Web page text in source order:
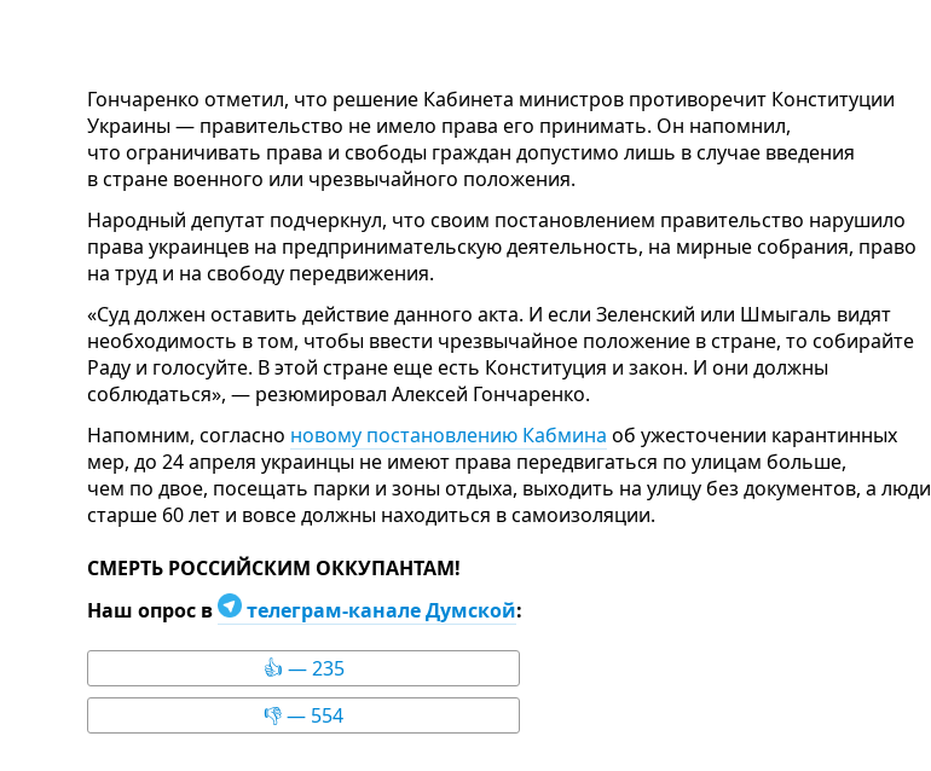
Гончаренко отметил, что решение Кабинета министров противоречит Конституции
Украины — правительство не имело права его принимать. Он напомнил,
что ограничивать права и свободы граждан допустимо лишь в случае введения
в стране военного или чрезвычайного положения.
Народный депутат подчеркнул, что своим постановлением правительство нарушило
права украинцев на предпринимательскую деятельность, на мирные собрания, право
на труд и на свободу передвижения.
«Суд должен оставить действие данного акта. И если Зеленский или Шмыгаль видят
необходимость в том, чтобы ввести чрезвычайное положение в стране, то собирайте
Раду и голосуйте. В этой стране еще есть Конституция и закон. И они должны
соблюдаться», — резюмировал Алексей Гончаренко.
Напомним, согласно новому постановлению Кабмина об ужесточении карантинных
мер, до 24 апреля украинцы не имеют права передвигаться по улицам больше,
чем по двое, посещать парки и зоны отдыха, выходить на улицу без документов, а люди
старше 60 лет и вовсе должны находиться в самоизоляции.
СМЕРТЬ РОССИЙСКИМ ОККУПАНТАМ!
Наш опрос в
телеграм-канале Думской:
👍 — 235
👎 — 554